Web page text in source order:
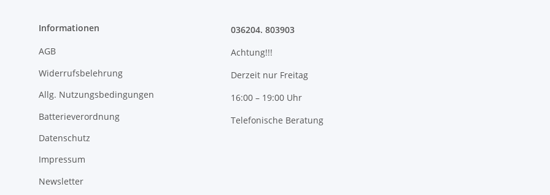
Informationen
AGB
Widerrufsbelehrung
Allg. Nutzungsbedingungen
Batterieverordnung
Datenschutz
Impressum
Newsletter
036204. 803903
Achtung!!!
Derzeit nur Freitag
16:00 – 19:00 Uhr
Telefonische Beratung